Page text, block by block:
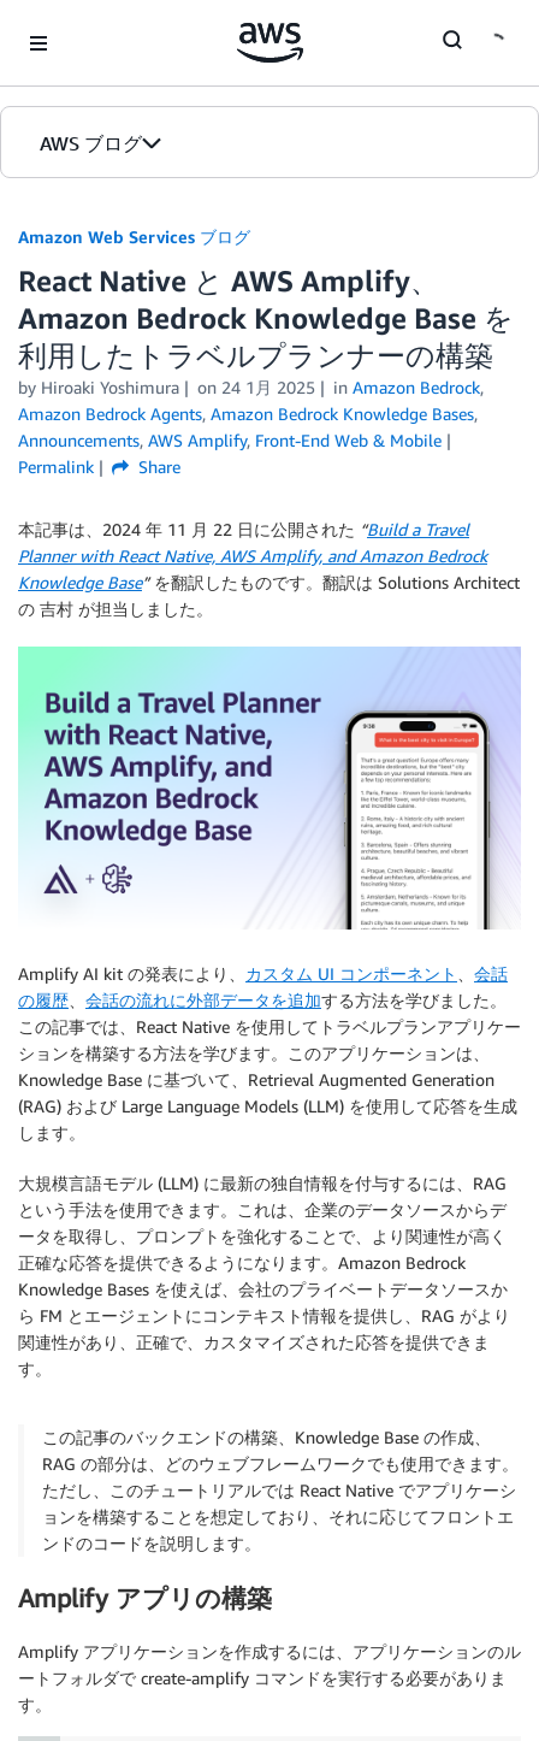
AWS ブログ
カテゴリ
エディション
Amazon Web Services ブログ
React Native と AWS Amplify、
Amazon Bedrock Knowledge Base を
利用したトラベルプランナーの構築
by Hiroaki Yoshimura on 24 1月 2025 in Amazon Bedrock,
Amazon Bedrock Agents, Amazon Bedrock Knowledge Bases,
Announcements, AWS Amplify, Front-End Web & Mobile
Permalink
Share
本記事は、2024 年 11 月 22 日に公開された “Build a Travel
Planner with React Native, AWS Amplify, and Amazon Bedrock
Knowledge Base”を翻訳したものです。翻訳は Solutions Architect
の 吉村 が担当しました。
Amplify AI kit の発表により、 カスタム UI コンポーネント
会話
の履歴
会話の流れに外部データを追加する方法を学びました。
この記事では、React Native を使用してトラベルプランアプリケー
ションを構築する方法を学びます。このアプリケーションは、
Knowledge Base に基づいて、Retrieval Augmented Generation
(RAG) および Large Language Models (LLM) を使用して応答を生成
します。
大規模言語モデル (LLM) に最新の独自情報を付与するには、RAG
という手法を使用できます。これは、企業のデータソースからデ
ータを取得し、プロンプトを強化することで、より関連性が高く
正確な応答を提供できるようになります。Amazon Bedrock
Knowledge Bases を使えば、会社のプライベートデータソースか
ら FM とエージェントにコンテキスト情報を提供し、RAG がより
関連性があり、正確で、カスタマイズされた応答を提供できま
す。
この記事のバックエンドの構築、Knowledge Base の作成、
RAG の部分は、どのウェブフレームワークでも使用できます。
ただし、このチュートリアルでは React Native でアプリケーシ
ョンを構築することを想定しており、それに応じてフロントエ
ンドのコードを説明します。
Amplify アプリの構築
Amplify アプリケーションを作成するには、アプリケーションのル
ートフォルダで create-amplify コマンドを実行する必要がありま
す。